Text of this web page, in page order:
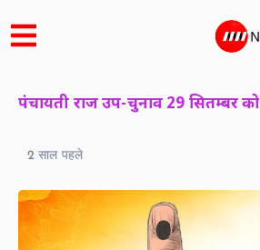
पंचायती राज उप-चुनाव 29 सितम्बर को
2 साल पहले